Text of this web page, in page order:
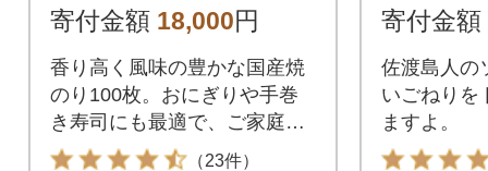
寄付金額 18,000円
香り高く風味の豊かな国産焼
のり100枚。おにぎりや手巻
き寿司にも最適で、ご家庭で
毎日楽しめます。
（23件）
寄付金額
佐渡島人の
いごねりを
ますよ。